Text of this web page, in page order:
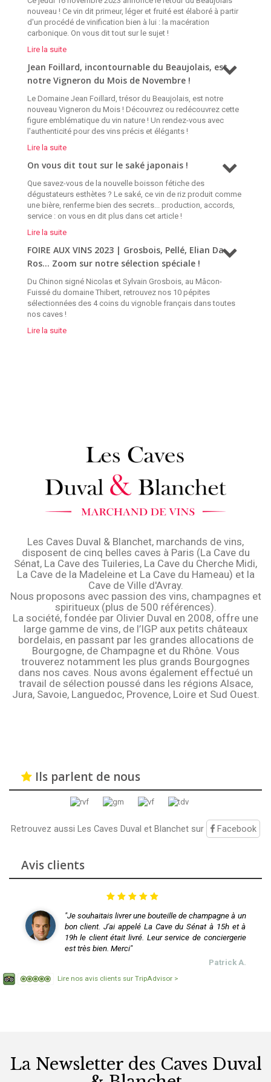
nouveau ! Ce vin dit primeur, léger et fruité est élaboré à partir
d'un procédé de vinification bien à lui : la macération
carbonique. On vous dit tout sur le sujet !
Lire la suite
Jean Foillard, incontournable du Beaujolais, est
notre Vigneron du Mois de Novembre !
Le Domaine Jean Foillard, trésor du Beaujolais, est notre
nouveau Vigneron du Mois ! Découvrez ou redécouvrez cette
figure emblématique du vin nature ! Un rendez-vous avec
l'authenticité pour des vins précis et élégants !
Lire la suite
On vous dit tout sur le saké japonais !
Que savez-vous de la nouvelle boisson fétiche des
dégustateurs esthètes ? Le saké, ce vin de riz produit comme
une bière, renferme bien des secrets... production, accords,
service : on vous en dit plus dans cet article !
Lire la suite
FOIRE AUX VINS 2023 | Grosbois, Pellé, Elian Da
Ros... Zoom sur notre sélection spéciale !
Du Chinon signé Nicolas et Sylvain Grosbois, au Mâcon-
Fuissé du domaine Thibert, retrouvez nos 10 pépites
sélectionnées des 4 coins du vignoble français dans toutes
nos caves !
Lire la suite
Les Caves Duval & Blanchet, marchands de vins,
disposent de cinq belles caves à Paris (La Cave du
Sénat, La Cave des Tuileries, La Cave du Cherche Midi,
La Cave de la Madeleine et La Cave du Hameau) et la
Cave de Ville d'Avray.
Nous proposons avec passion des vins, champagnes et
spiritueux (plus de 500 références).
La société, fondée par Olivier Duval en 2008, offre une
large gamme de vins, de l’IGP aux petits châteaux
bordelais, en passant par les grandes allocations de
Bourgogne, de Champagne et du Rhône. Vous
trouverez notamment les plus grands Bourgognes
dans nos caves. Nous avons également effectué un
travail de sélection poussé dans les régions Alsace,
Jura, Savoie, Languedoc, Provence, Loire et Sud Ouest.
Ils parlent de nous
Retrouvez aussi Les Caves Duval et Blanchet sur Facebook
Avis clients
"Je souhaitais livrer une bouteille de champagne à un
bon client. J'ai appelé La Cave du Sénat à 15h et à
19h le client était livré. Leur service de conciergerie
est très bien. Merci"
Patrick A.
Lire nos avis clients sur TripAdvisor >
La Newsletter des Caves Duval